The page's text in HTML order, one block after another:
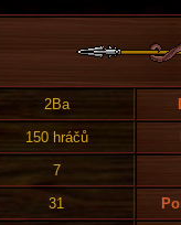
2Ba
150 hráčů
7
31